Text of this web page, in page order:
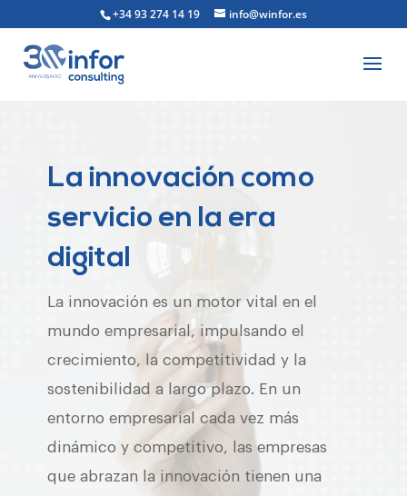
+34 93 274 14 19 info@winfor.es
La innovación como
servicio en la era
digital
La innovación es un motor vital en el
mundo empresarial, impulsando el
crecimiento, la competitividad y la
sostenibilidad a largo plazo. En un
entorno empresarial cada vez más
dinámico y competitivo, las empresas
que abrazan la innovación tienen una